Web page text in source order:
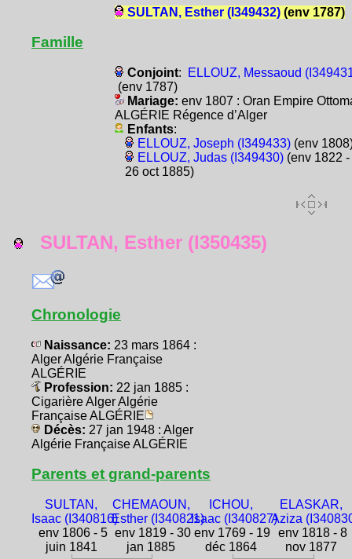
SULTAN, Esther (I349432)(env 1787)
Famille
Conjoint:
ELLOUZ, Messaoud
(env 1787)
Mariage: env 1807 : Oran Empire
ALGÉRIE Régence d’Alger
Enfants:
ELLOUZ, Joseph (I349433)(env
ELLOUZ, Judas (I349430)(env 1822 -
26 oct 1885)
SULTAN, Esther (I350435)
Chronologie
Naissance: 23 mars 1864 :
Alger Algérie Française
ALGÉRIE
Profession: 22 jan 1885 :
Cigarière Alger Algérie
Française ALGÉRIE
Décès: 27 jan 1948 : Alger
Algérie Française ALGÉRIE
Parents et grand-parents
SULTAN,
Isaac (I340816)
env 1806 - 5
juin 1841
CHEMAOUN,
Esther (I340821)
env 1819 - 30
jan 1885
ICHOU,
Isaac (I340827)
env 1769 - 19
déc 1864
ELASKAR,
Aziza
env 1818 - 8
nov 1877